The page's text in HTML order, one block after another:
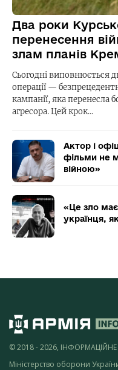
Два роки
перенесення
злам планів
Сьогодні виповнюється
операції —
кампанії, яка перенесла
агресора. Цей крок…
Актор і
фільми не
війною»
«Це зло
українця,
© 2018 - 2026,
Міністерство оборони